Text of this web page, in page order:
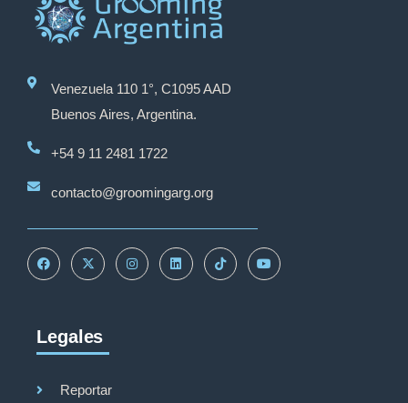
Venezuela 110 1°, C1095 AAD
Buenos Aires, Argentina.
+54 9 11 2481 1722
contacto@groomingarg.org
Legales
Reportar